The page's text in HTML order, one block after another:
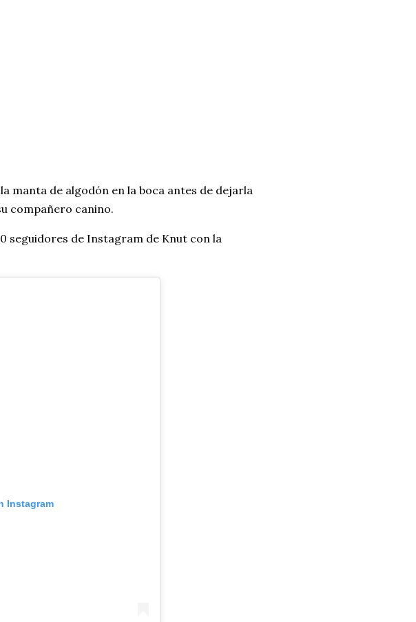
manta de algodón en la boca antes de dejarla
compañero canino.
seguidores de Instagram de Knut con la
Instagram